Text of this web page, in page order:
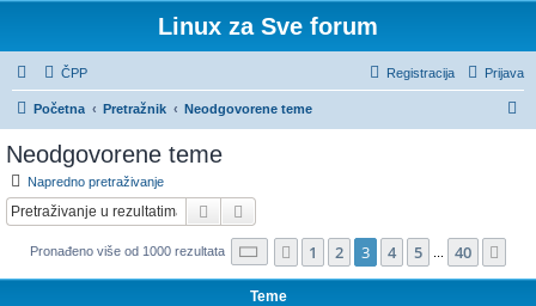
Linux za Sve forum
ČPP Prijava
Registracija
Početna Pretražnik Neodgovorene teme
ž
Neodgovorene teme
Napredno pretraživanje
Pretražnik
Pronađeno više od 1000 rezultata Stranica: 3/ 40.
Prethodna
1 2 3 4 5 40
Teme